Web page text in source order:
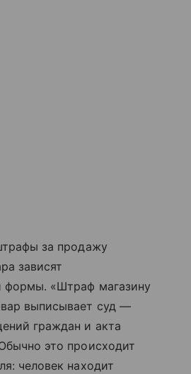
за продажу
зависят
формы. «Штраф магазину
выписывает суд —
граждан и акта
это происходит
человек находит